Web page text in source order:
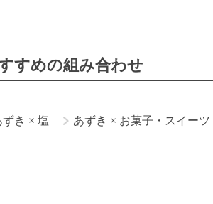
すめの組み合わせ
ずき × 塩 あずき × お菓子・スイーツ